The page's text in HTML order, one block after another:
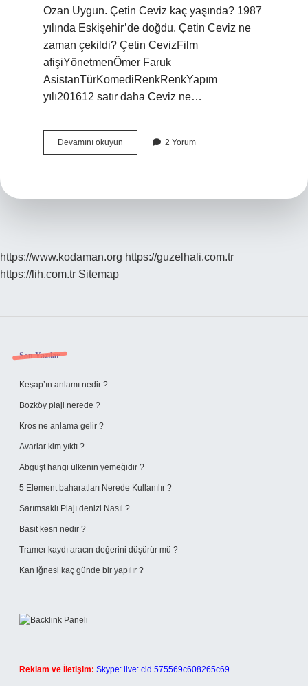
Ozan Uygun. Çetin Ceviz kaç yaşında? 1987
yılında Eskişehir’de doğdu. Çetin Ceviz ne
zaman çekildi? Çetin CevizFilm
afişiYönetmenÖmer Faruk
AsistanTürKomediRenkRenkYapım
yılı201612 satır daha Ceviz ne…
Devamını okuyun
Ceviz
2 Yorum
https://www.kodaman.org https://guzelhali.com.tr
https://lih.com.tr Sitemap
Sidebar
Son Yazılar
Keşap’ın anlamı nedir ?
Bozköy plaji nerede ?
Kros ne anlama gelir ?
Avarlar kim yıktı ?
Abguşt hangi ülkenin yemeğidir ?
5 Element baharatları Nerede Kullanılır ?
Sarımsaklı Plajı denizi Nasıl ?
Basit kesri nedir ?
Tramer kaydı aracın değerini düşürür mü ?
Kan iğnesi kaç günde bir yapılır ?
Reklam ve İletişim: Skype: live:.cid.575569c608265c69